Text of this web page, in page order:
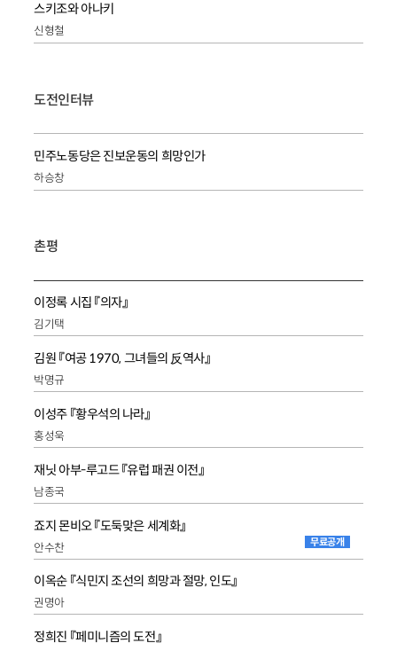
스키조와 아나키
신형철
도전인터뷰
민주노동당은 진보운동의 희망인가
하승창
촌평
이정록 시집 『의자』
김기택
김원 『여공 1970, 그녀들의 反역사』
박명규
이성주 『황우석의 나라』
홍성욱
재닛 아부-루고드 『유럽 패권 이전』
남종국
죠지 몬비오 『도둑맞은 세계화』
안수찬 무료공개
이옥순 『식민지 조선의 희망과 절망, 인도』
권명아
정희진 『페미니즘의 도전』